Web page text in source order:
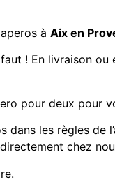
à Aix en
! En livraison
pour deux pour
dans les règles
chez